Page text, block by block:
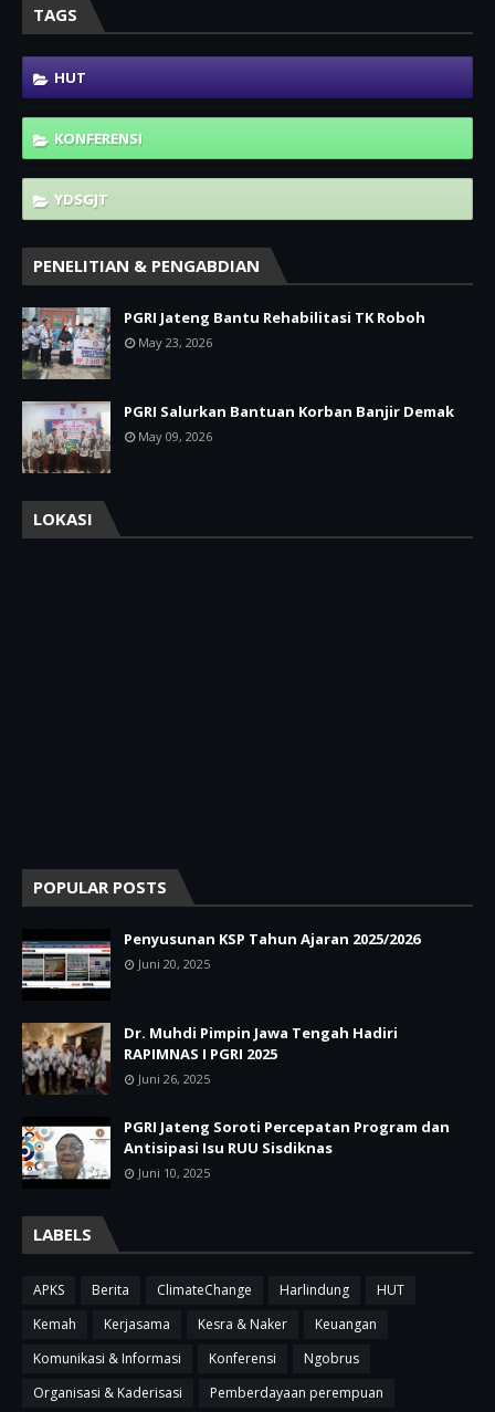
TAGS
HUT
KONFERENSI
YDSGJT
PENELITIAN & PENGABDIAN
PGRI Jateng Bantu Rehabilitasi TK Roboh
May 23, 2026
PGRI Salurkan Bantuan Korban Banjir Demak
May 09, 2026
LOKASI
POPULAR POSTS
Penyusunan KSP Tahun Ajaran 2025/2026
Juni 20, 2025
Dr. Muhdi Pimpin Jawa Tengah Hadiri
RAPIMNAS I PGRI 2025
Juni 26, 2025
PGRI Jateng Soroti Percepatan Program dan
Antisipasi Isu RUU Sisdiknas
Juni 10, 2025
LABELS
APKS Berita ClimateChange Harlindung
HUT
Kemah
Kerjasama Kesra & Naker
Keuangan
Komunikasi & Informasi
Konferensi
Ngobrus
Organisasi & Kaderisasi
Pemberdayaan perempuan